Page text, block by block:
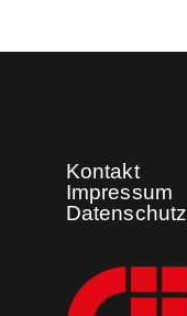
Kontakt
Impressum
Datenschutz